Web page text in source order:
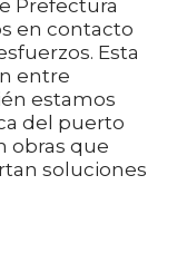
Prefectura
en contacto
Esta
entre
estamos
del puerto
obras que
soluciones